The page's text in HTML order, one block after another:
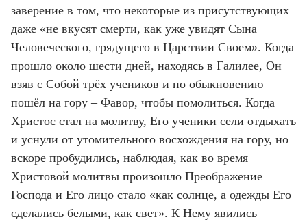
заверение в том, что некоторые из присутствующих
даже «не вкусят смерти, как уже увидят Сына
Человеческого, грядущего в Царствии Своем». Когда
прошло около шести дней, находясь в Галилее, Он
взяв с Собой трёх учеников и по обыкновению
пошёл на гору – Фавор, чтобы помолиться. Когда
Христос стал на молитву, Его ученики сели отдыхать
и уснули от утомительного восхождения на гору, но
вскоре пробудились, наблюдая, как во время
Христовой молитвы произошло Преображение
Господа и Его лицо стало «как солнце, а одежды Его
сделались белыми, как свет». К Нему явились